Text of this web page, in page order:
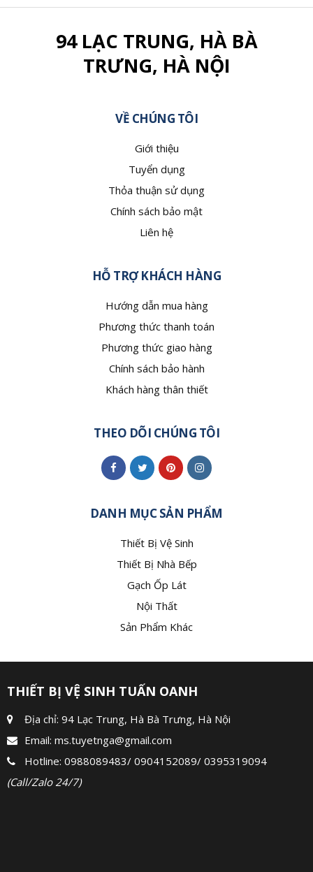
94 LẠC TRUNG, HÀ BÀ
TRƯNG, HÀ NỘI
VỀ CHÚNG TÔI
Giới thiệu
Tuyển dụng
Thỏa thuận sử dụng
Chính sách bảo mật
Liên hệ
HỖ TRỢ KHÁCH HÀNG
Hướng dẫn mua hàng
Phương thức thanh toán
Phương thức giao hàng
Chính sách bảo hành
Khách hàng thân thiết
THEO DÕI CHÚNG TÔI
DANH MỤC SẢN PHẨM
Thiết Bị Vệ Sinh
Thiết Bị Nhà Bếp
Gạch Ốp Lát
Nội Thất
Sản Phẩm Khác
THIẾT BỊ VỆ SINH TUẤN OANH
Địa chỉ: 94 Lạc Trung, Hà Bà Trưng, Hà Nội
Email: ms.tuyetnga@gmail.com
Hotline: 0988089483/ 0904152089/ 0395319094
(Call/Zalo 24/7)